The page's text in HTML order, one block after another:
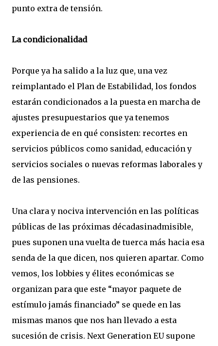
punto extra de tensión.
La condicionalidad
Porque ya ha salido a la luz que, una vez
reimplantado el Plan de Estabilidad, los fondos
estarán condicionados a la puesta en marcha de
ajustes presupuestarios que ya tenemos
experiencia de en qué consisten: recortes en
servicios públicos como sanidad, educación y
servicios sociales o nuevas reformas laborales y
de las pensiones.
Una clara y nociva intervención en las políticas
públicas de las próximas décadasinadmisible,
pues suponen una vuelta de tuerca más hacia esa
senda de la que dicen, nos quieren apartar. Como
vemos, los lobbies y élites económicas se
organizan para que este “mayor paquete de
estímulo jamás financiado” se quede en las
mismas manos que nos han llevado a esta
sucesión de crisis. Next Generation EU supone